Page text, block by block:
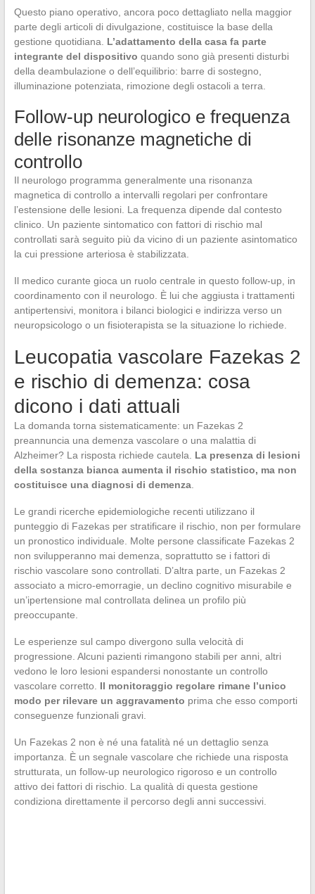
Questo piano operativo, ancora poco dettagliato nella maggior
parte degli articoli di divulgazione, costituisce la base della
gestione quotidiana. L’adattamento della casa fa parte
integrante del dispositivo quando sono già presenti disturbi
della deambulazione o dell’equilibrio: barre di sostegno,
illuminazione potenziata, rimozione degli ostacoli a terra.
Follow-up neurologico e frequenza
delle risonanze magnetiche di
controllo
Il neurologo programma generalmente una risonanza
magnetica di controllo a intervalli regolari per confrontare
l’estensione delle lesioni. La frequenza dipende dal contesto
clinico. Un paziente sintomatico con fattori di rischio mal
controllati sarà seguito più da vicino di un paziente asintomatico
la cui pressione arteriosa è stabilizzata.
Il medico curante gioca un ruolo centrale in questo follow-up, in
coordinamento con il neurologo. È lui che aggiusta i trattamenti
antipertensivi, monitora i bilanci biologici e indirizza verso un
neuropsicologo o un fisioterapista se la situazione lo richiede.
Leucopatia vascolare Fazekas 2
e rischio di demenza: cosa
dicono i dati attuali
La domanda torna sistematicamente: un Fazekas 2
preannuncia una demenza vascolare o una malattia di
Alzheimer? La risposta richiede cautela. La presenza di lesioni
della sostanza bianca aumenta il rischio statistico, ma non
costituisce una diagnosi di demenza.
Le grandi ricerche epidemiologiche recenti utilizzano il
punteggio di Fazekas per stratificare il rischio, non per formulare
un pronostico individuale. Molte persone classificate Fazekas 2
non svilupperanno mai demenza, soprattutto se i fattori di
rischio vascolare sono controllati. D’altra parte, un Fazekas 2
associato a micro-emorragie, un declino cognitivo misurabile e
un’ipertensione mal controllata delinea un profilo più
preoccupante.
Le esperienze sul campo divergono sulla velocità di
progressione. Alcuni pazienti rimangono stabili per anni, altri
vedono le loro lesioni espandersi nonostante un controllo
vascolare corretto. Il monitoraggio regolare rimane l’unico
modo per rilevare un aggravamento prima che esso comporti
conseguenze funzionali gravi.
Un Fazekas 2 non è né una fatalità né un dettaglio senza
importanza. È un segnale vascolare che richiede una risposta
strutturata, un follow-up neurologico rigoroso e un controllo
attivo dei fattori di rischio. La qualità di questa gestione
condiziona direttamente il percorso degli anni successivi.